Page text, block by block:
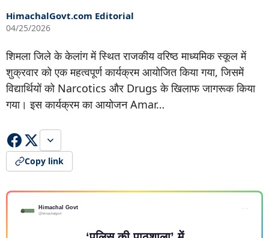
HimachalGovt.com Editorial
04/25/2026
शिमला जिले के केलांग में स्थित राजकीय वरिष्ठ माध्यमिक स्कूल में
शुक्रवार को एक महत्वपूर्ण कार्यक्रम आयोजित किया गया, जिसमें
विद्यार्थियों को Narcotics और Drugs के खिलाफ जागरूक किया
गया। इस कार्यक्रम का आयोजन Amar…
Copy link